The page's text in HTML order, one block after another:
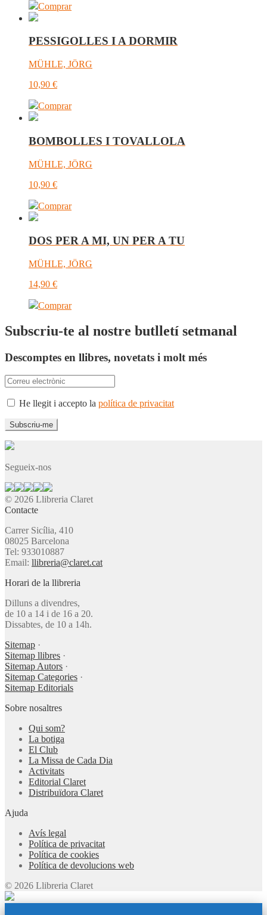
Comprar
PESSIGOLLES I A DORMIR
MÜHLE, JÖRG
10,90 €
Comprar
BOMBOLLES I TOVALLOLA
MÜHLE, JÖRG
10,90 €
Comprar
DOS PER A MI, UN PER A TU
MÜHLE, JÖRG
14,90 €
Comprar
Subscriu-te al nostre butlletí setmanal
Descomptes en llibres, novetats i molt més
He llegit i accepto la política de privacitat
Segueix-nos
© 2026 Llibreria Claret
Contacte
Carrer Sicília, 410
08025 Barcelona
Tel: 933010887
Email: llibreria@claret.cat
Horari de la llibreria
Dilluns a divendres,
de 10 a 14 i de 16 a 20.
Dissabtes, de 10 a 14h.
Sitemap ·
Sitemap llibres ·
Sitemap Autors ·
Sitemap Categories ·
Sitemap Editorials
Sobre nosaltres
Qui som?
La botiga
El Club
La Missa de Cada Dia
Activitats
Editorial Claret
Distribuïdora Claret
Ajuda
Avís legal
Política de privacitat
Política de cookies
Política de devolucions web
© 2026 Llibreria Claret